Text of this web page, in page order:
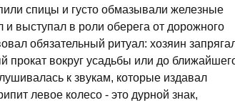
спицы и густо обмазывали железные
выступал в роли оберега от дорожного
обязательный ритуал: хозяин
вокруг усадьбы или до
к звукам, которые издавал
левое колесо - это дурной знак,